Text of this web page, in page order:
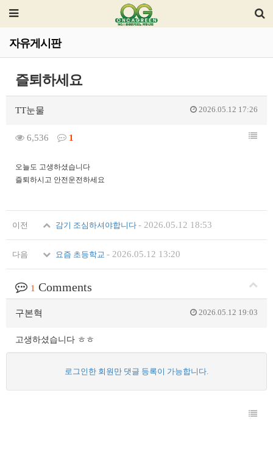
자유게시판
즐퇴하세요
TT눈물 2026.05.12 17:26
6,536 1
오늘도 고생하셨습니다
즐퇴하시고 안전운전하세요
이전 감기 조심하셔야합니다 - 2026.05.12 18:53
다음 요즘 초등학교 - 2026.05.12 13:20
1 Comments
구본혁 2026.05.12 19:03
고생하셨습니다 ㅎㅎ
로그인한 회원만 댓글 등록이 가능합니다.